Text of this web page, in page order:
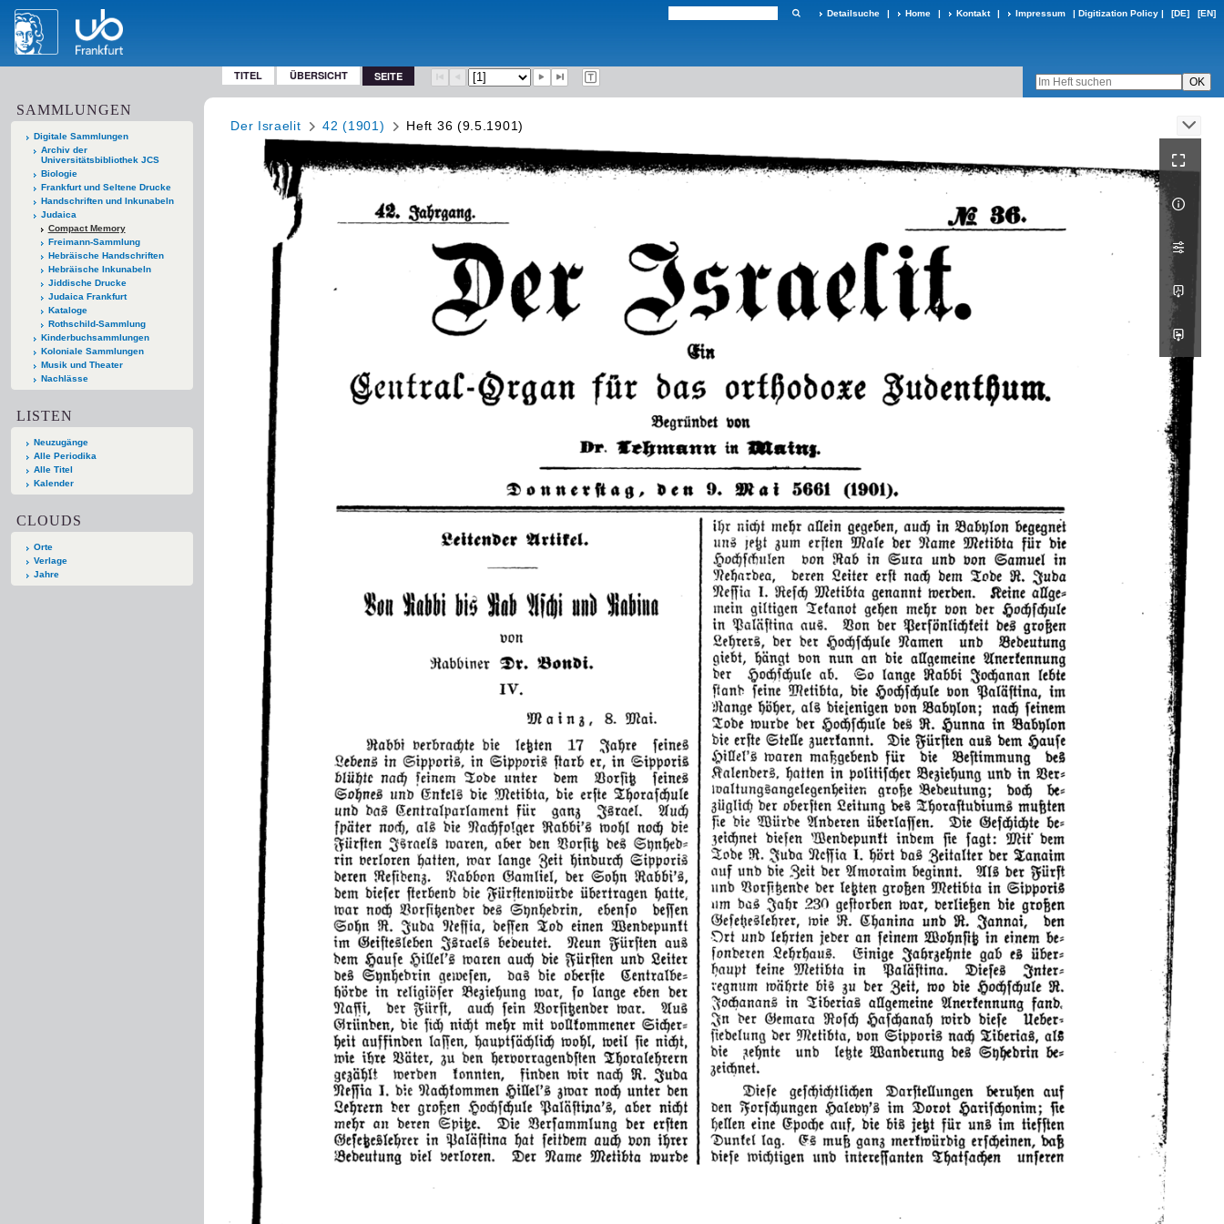
Detailsuche | Home | Kontakt | Impressum | Digitization Policy | [DE] [EN]
TITEL ÜBERSICHT SEITE
SAMMLUNGEN
Digitale Sammlungen
Archiv der
Universitätsbibliothek JCS
Biologie
Frankfurt und Seltene Drucke
Handschriften und Inkunabeln
Judaica
Compact Memory
Freimann-Sammlung
Hebräische Handschriften
Hebräische Inkunabeln
Jiddische Drucke
Judaica Frankfurt
Kataloge
Rothschild-Sammlung
Kinderbuchsammlungen
Koloniale Sammlungen
Musik und Theater
Nachlässe
LISTEN
Neuzugänge
Alle Periodika
Alle Titel
Kalender
CLOUDS
Orte
Verlage
Jahre
Der Israelit 42 (1901) Heft 36 (9.5.1901)